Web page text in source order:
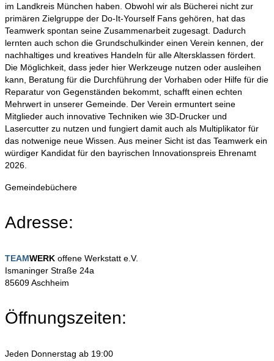
im Landkreis München haben. Obwohl wir als Bücherei nicht zur
primären Zielgruppe der Do-It-Yourself Fans gehören, hat das
Teamwerk spontan seine Zusammenarbeit zugesagt. Dadurch
lernten auch schon die Grundschulkinder einen Verein kennen, der
nachhaltiges und kreatives Handeln für alle Altersklassen fördert.
Die Möglichkeit, dass jeder hier Werkzeuge nutzen oder ausleihen
kann, Beratung für die Durchführung der Vorhaben oder Hilfe für die
Reparatur von Gegenständen bekommt, schafft einen echten
Mehrwert in unserer Gemeinde. Der Verein ermuntert seine
Mitglieder auch innovative Techniken wie 3D-Drucker und
Lasercutter zu nutzen und fungiert damit auch als Multiplikator für
das notwenige neue Wissen. Aus meiner Sicht ist das Teamwerk ein
würdiger Kandidat für den bayrischen Innovationspreis Ehrenamt
2026.
Gemeindebüchere
Adresse:
TEAMWERK offene Werkstatt e.V.
Ismaninger Straße 24a
85609 Aschheim
Öffnungszeiten:
Jeden Donnerstag ab 19:00